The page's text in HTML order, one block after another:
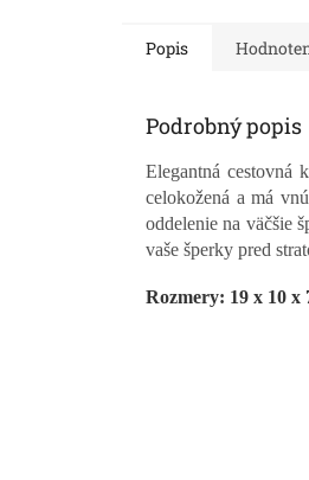
Popis
Podrobný popis
Elegantná cestovná
celokožená a má
oddelenie na väčšie
vaše šperky pred
Rozmery: 19 x 10 x